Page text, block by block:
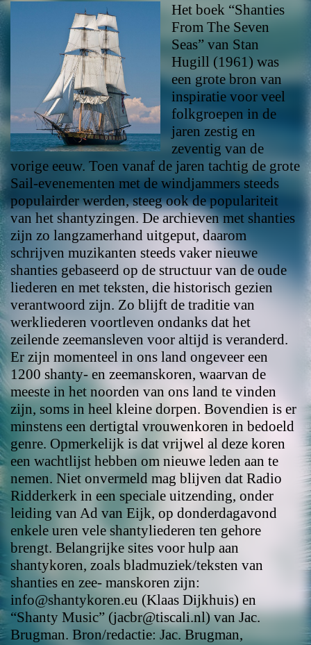
Het boek “Shanties
From The Seven
Seas” van Stan
Hugill (1961) was
een grote bron van
inspiratie voor veel
folkgroepen in de
jaren zestig en
zeventig van de
vorige eeuw. Toen vanaf de jaren tachtig de grote
Sail-evenementen met de windjammers steeds
populairder werden, steeg ook de populariteit
van het shantyzingen. De archieven met shanties
zijn zo langzamerhand uitgeput, daarom
schrijven muzikanten steeds vaker nieuwe
shanties gebaseerd op de structuur van de oude
liederen en met teksten, die historisch gezien
verantwoord zijn. Zo blijft de traditie van
werkliederen voortleven ondanks dat het
zeilende zeemansleven voor altijd is veranderd.
Er zijn momenteel in ons land ongeveer een
1200 shanty- en zeemanskoren, waarvan de
meeste in het noorden van ons land te vinden
zijn, soms in heel kleine dorpen. Bovendien is er
minstens een dertigtal vrouwenkoren in bedoeld
genre. Opmerkelijk is dat vrijwel al deze koren
een wachtlijst hebben om nieuwe leden aan te
nemen. Niet onvermeld mag blijven dat Radio
Ridderkerk in een speciale uitzending, onder
leiding van Ad van Eijk, op donderdagavond
enkele uren vele shantyliederen ten gehore
brengt. Belangrijke sites voor hulp aan
shantykoren, zoals bladmuziek/teksten van
shanties en zee- manskoren zijn:
info@shantykoren.eu (Klaas Dijkhuis) en
“Shanty Music” (jacbr@tiscali.nl) van Jac.
Brugman. Bron/redactie: Jac. Brugman,